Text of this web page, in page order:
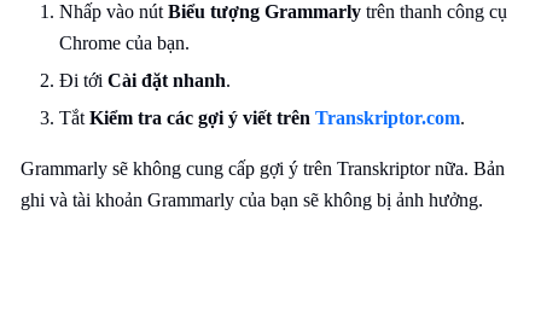
Nhấp vào nút Biểu tượng Grammarly trên thanh công cụ
Chrome của bạn.
Đi tới Cài đặt nhanh.
Tắt Kiểm tra các gợi ý viết trên Transkriptor.com.
Grammarly sẽ không cung cấp gợi ý trên Transkriptor nữa. Bản
ghi và tài khoản Grammarly của bạn sẽ không bị ảnh hưởng.